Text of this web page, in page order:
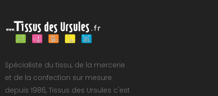
Spécialiste du tissu, de la mercerie
et de la confection sur mesure
depuis 1986, Tissus des Ursules c'est